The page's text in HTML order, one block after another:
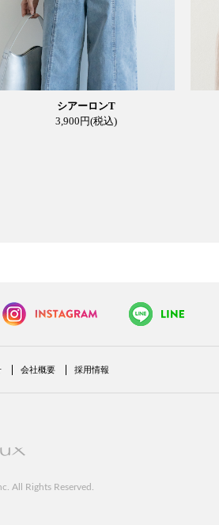
シアーロンT
3,900円(税込)
会社概要 採用情報
All Rights Reserved.